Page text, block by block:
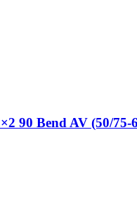
90 Bend AV (50/75-